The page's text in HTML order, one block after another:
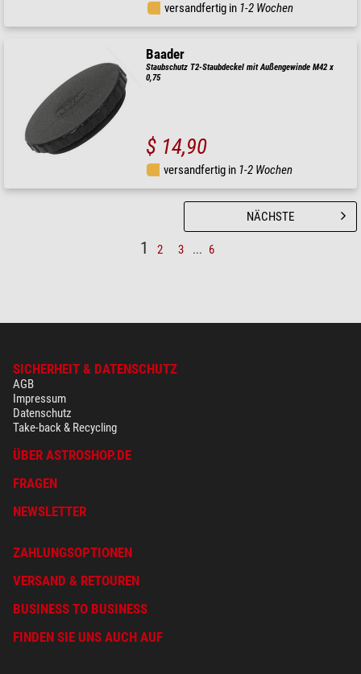
versandfertig in 1-2 Wochen
Baader
Staubschutz T2-Staubdeckel mit Außengewinde M42 x
0,75
$ 14,90
versandfertig in 1-2 Wochen
1 2 3 ... 6
NÄCHSTE
SICHERHEIT & DATENSCHUTZ
AGB
Impressum
Datenschutz
Take-back & Recycling
ÜBER ASTROSHOP.DE
FRAGEN
NEWSLETTER
ZAHLUNGSOPTIONEN
VERSAND & RETOUREN
BUSINESS TO BUSINESS
FINDEN SIE UNS AUCH AUF